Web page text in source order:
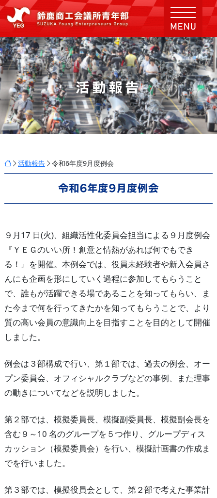
活動報告
活動報告 令和6年度9月度例会
令和6年度9月度例会
９月17 日(火)、組織活性化委員会担当による９月度例会
『ＹＥＧのいい所！創意と情熱があれば何でもでき
る！』を開催。本例会では、役員未経験者や新入会員さ
んにも企画を形にしていく過程に参加してもらうこと
で、誰もが活躍できる場であることを知ってもらい、ま
た今まで何を行ってきたかを知ってもらうことで、より
質の高い会員の意識向上を目指すことを目的として開催
しました。
例会は３部構成で行い、第１部では、過去の例会、オー
プン委員会、オフィシャルクラブなどの事例、また理事
の動きについてなどを説明しました。
第２部では、模擬委員長、模擬副委員長、模擬副会長を
含む９～10 名のグループを５つ作り、グループディス
カッション（模擬委員会）を行い、模擬計画書の作成ま
でを行いました。
第３部では、模擬役員会として、第２部で考えた事業計